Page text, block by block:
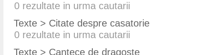
0 rezultate in urma cautarii
Texte > Citate despre casatorie
0 rezultate in urma cautarii
Texte > Cantece de dragoste